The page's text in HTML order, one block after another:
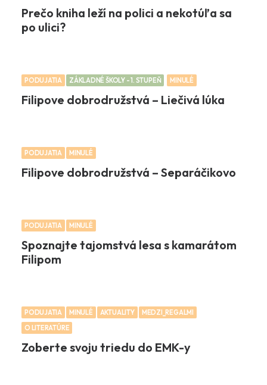
Prečo kniha leží na polici a nekotúľa sa
po ulici?
PODUJATIA ZÁKLADNÉ ŠKOLY - 1. STUPEŇ MINULÉ
Filipove dobrodružstvá – Liečivá lúka
PODUJATIA MINULÉ
Filipove dobrodružstvá – Separáčikovo
PODUJATIA MINULÉ
Spoznajte tajomstvá lesa s kamarátom
Filipom
PODUJATIA MINULÉ AKTUALITY
MEDZI_REGALMI
O LITERATÚRE
Zoberte svoju triedu do EMK-y